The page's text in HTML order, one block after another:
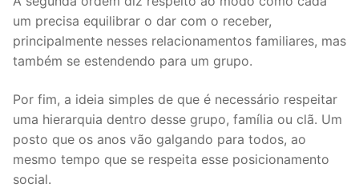
um precisa equilibrar o dar com o receber,
principalmente nesses relacionamentos familiares, mas
também se estendendo para um grupo.
Por fim, a ideia simples de que é necessário respeitar
uma hierarquia dentro desse grupo, família ou clã. Um
posto que os anos vão galgando para todos, ao
mesmo tempo que se respeita esse posicionamento
social.